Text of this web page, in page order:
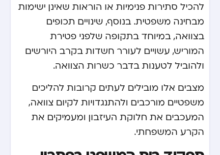
להכיל סתירות פנימיות או הוראות שאינן ישימות
מבחינה משפטית. בנוסף, שינויים תכופים
בצוואה, במיוחד בתקופה שלפני פטירת
המוריש, עשויים לעורר חשדות בקרב היורשים
ולהוביל לטענות בדבר כשרות הצוואה.
מצבים אלו מובילים לעתים קרובות להליכים
משפטיים מורכבים ולהתנגדויות לקיום צוואה,
המעכבים את חלוקת העיזבון ומעמיקים את
הקרע המשפחתי.